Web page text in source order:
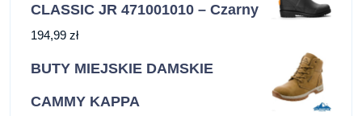
CLASSIC JR 471001010 – Czarny
194,99 zł
BUTY MIEJSKIE DAMSKIE
CAMMY KAPPA